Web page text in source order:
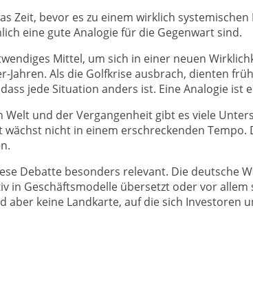
Zeit, bevor es zu einem wirklich
eine gute Analogie für die Gegenwart sind.
Mittel, um sich in einer neuen
Jahren. Als die Golfkrise ausbrach, dienten
jede Situation anders ist. Eine Analogie ist
Welt und der Vergangenheit gibt es viele
wächst nicht in einem erschreckenden
Debatte besonders relevant. Die deutsche
in Geschäftsmodelle übersetzt oder vor
aber keine Landkarte, auf die sich